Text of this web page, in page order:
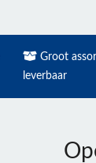
Groot
leverbaar